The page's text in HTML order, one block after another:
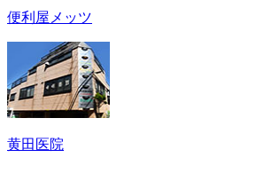
便利屋メッツ
黄田医院